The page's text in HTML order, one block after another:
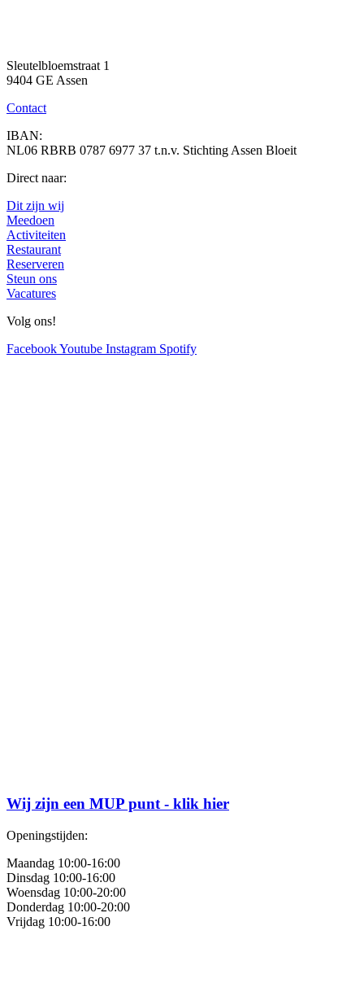
Sleutelbloemstraat 1
9404 GE Assen
Contact
IBAN:
NL06 RBRB 0787 6977 37 t.n.v. Stichting Assen Bloeit
Direct naar:
Dit zijn wij
Meedoen
Activiteiten
Restaurant
Reserveren
Steun ons
Vacatures
Volg ons!
FacebookYoutube Instagram Spotify
Wij zijn een MUP punt - klik hier
Openingstijden:
Maandag 10:00-16:00
Dinsdag 10:00-16:00
Woensdag 10:00-20:00
Donderdag 10:00-20:00
Vrijdag 10:00-16:00